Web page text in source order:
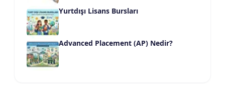
Yurtdışı Lisans Bursları
Advanced Placement (AP) Nedir?